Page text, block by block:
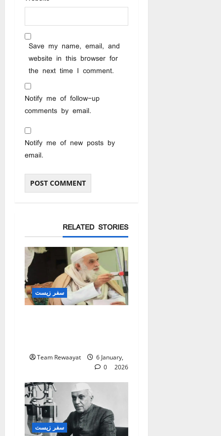
Save my name, email, and
website in this browser for
the next time I comment.
Notify me of follow-up
comments by email.
Notify me of new posts by
email.
RELATED STORIES
سفر زیست
Team Rewaayat
6 January,
2026
0
سفر زیست